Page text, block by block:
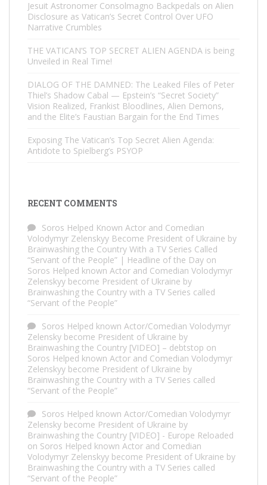
Jesuit Astronomer Consolmagno Backpedals on Alien
Disclosure as Vatican’s Secret Control Over UFO
Narrative Crumbles
THE VATICAN’S TOP SECRET ALIEN AGENDA is being
Unveiled in Real Time!
DIALOG OF THE DAMNED: The Leaked Files of Peter
Thiel’s Shadow Cabal — Epstein’s “Secret Society”
Vision Realized, Frankist Bloodlines, Alien Demons,
and the Elite’s Faustian Bargain for the End Times
Exposing The Vatican’s Top Secret Alien Agenda:
Antidote to Spielberg’s PSYOP
RECENT COMMENTS
Soros Helped Known Actor and Comedian
Volodymyr Zelenskyy Become President of Ukraine by
Brainwashing the Country With a TV Series Called
“Servant of the People” | Headline of the Day on
Soros Helped known Actor and Comedian Volodymyr
Zelenskyy become President of Ukraine by
Brainwashing the Country with a TV Series called
“Servant of the People”
Soros Helped known Actor/Comedian Volodymyr
Zelensky become President of Ukraine by
Brainwashing the Country [VIDEO] – debtstop on
Soros Helped known Actor and Comedian Volodymyr
Zelenskyy become President of Ukraine by
Brainwashing the Country with a TV Series called
“Servant of the People”
Soros Helped known Actor/Comedian Volodymyr
Zelensky become President of Ukraine by
Brainwashing the Country [VIDEO] - Europe Reloaded
on Soros Helped known Actor and Comedian
Volodymyr Zelenskyy become President of Ukraine by
Brainwashing the Country with a TV Series called
“Servant of the People”